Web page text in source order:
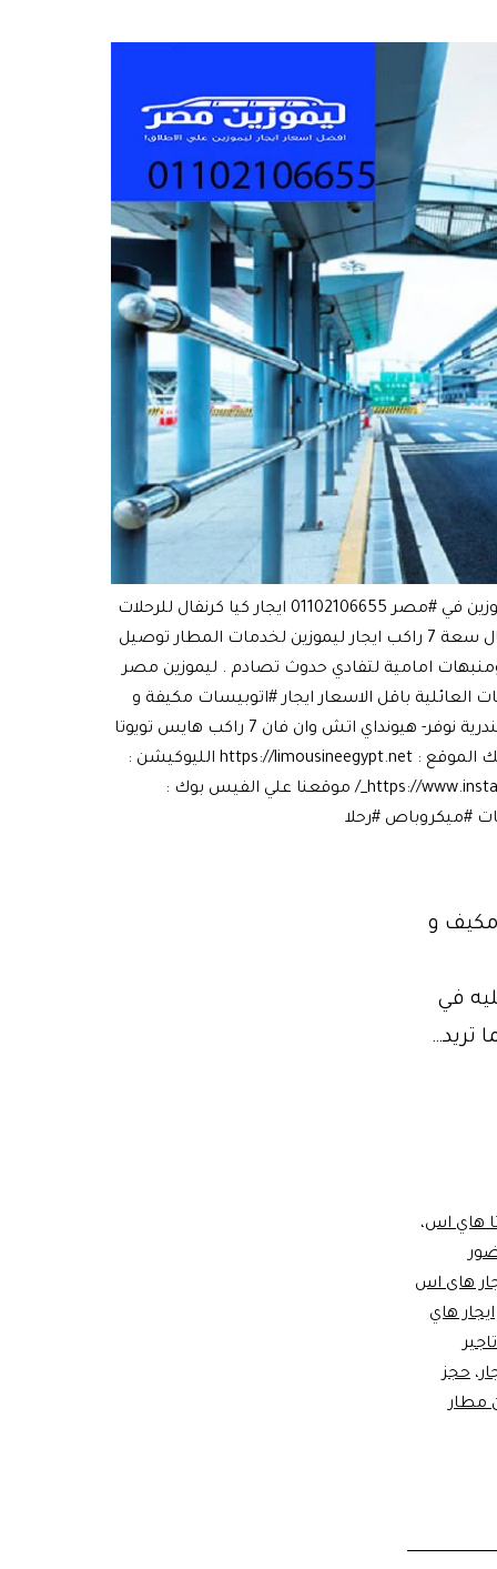
ايجار تويوتا هايس ايجار #سيارة #ليموزين ايجار ليموزين #مطار القاهرة ايجار #سيارات ليموزين #زفاف #ارخص اسعار ايجار ليموزين في #مصر 01102106655 ايجار كيا كرنفال للرحلات
العائلية بافض#ايجار كيا كرنفال للرحلات العائلية بافضل ايجارليموزين سعر في مصر استاجر من ليموزين مصر فان كيا كرنفال سعة 7 راكب ايجار ليموزين لخدمات المطار توصيل
ومنبهات امامية لتفادي حدوث تصادم . ليموزين مصر
باقل الاسعار ايجار #اتوبيسات مكيفة و
معقمة لرحلات الغردقة و شرم الشيخ و مرسى علم و طابا و مطروح و لرحلات اليوم الواحد للعين السخنة و الفيوم و الاسكندرية نوفر- هيونداي اتش وان فان 7 راكب هايس تويوتا
ميكروباص 13 راكب سيارات ليموزين بالسائق - ايجار سيارات سيدان و4*4 بدون سائق للحجز والاستفسار 01102106655 لينك الموقع : https://limousineegypt.net الليوكيشن :
https://limousine-egypt-car-rental-agency.business.site/... زور موقعنا علي الانستجرام : https://www.instagram.com/limousine_egypt_/ موقعنا علي الفيس بوك :
13 راكب سياحي مكيف و
في
تريد…
هاي اس،
اس 2021 لحضور
هاى اس
ايجار هاي
تاجير
، حجز
مطار